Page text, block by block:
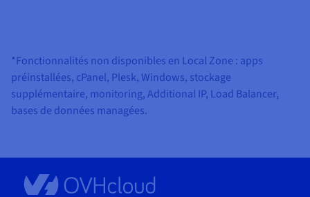
*Fonctionnalités non disponibles en Local Zone : apps
préinstallées, cPanel, Plesk, Windows, stockage
supplémentaire, monitoring, Additional IP, Load Balancer,
bases de données managées.